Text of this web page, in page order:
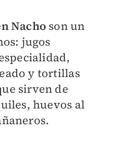
Nacho son un
jugos
y tortillas
sirven de
huevos al